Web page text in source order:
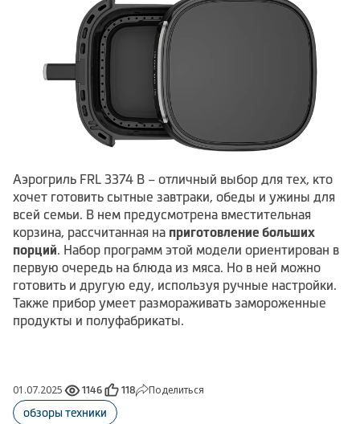
Аэрогриль FRL 3374 B – отличный выбор для тех, кто
хочет готовить сытные завтраки, обеды и ужины для
всей семьи. В нем предусмотрена вместительная
корзина, рассчитанная на приготовление больших
порций. Набор программ этой модели ориентирован в
первую очередь на блюда из мяса. Но в ней можно
готовить и другую еду, используя ручные настройки.
Также прибор умеет размораживать замороженные
продукты и полуфабрикаты.
01.07.2025 1146 118 Поделиться
обзоры техники